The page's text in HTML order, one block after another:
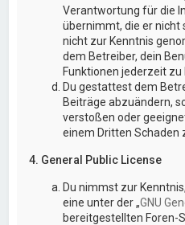
Verantwortung für die
übernimmt, die er nicht
nicht zur Kenntnis
dem Betreiber, dein
Funktionen jederzeit zu
Du gestattest dem
Beiträge abzuändern,
verstoßen oder
einem Dritten Schaden
4. General Public License
Du nimmst zur
eine unter der „GNU
bereitgestellten Foren-